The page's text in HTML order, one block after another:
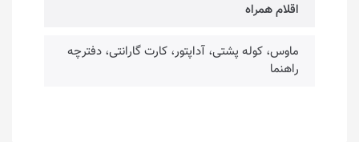
اقلام همراه
ماوس، کوله پشتی، آداپتور، کارت گارانتی، دفترچه
راهنما